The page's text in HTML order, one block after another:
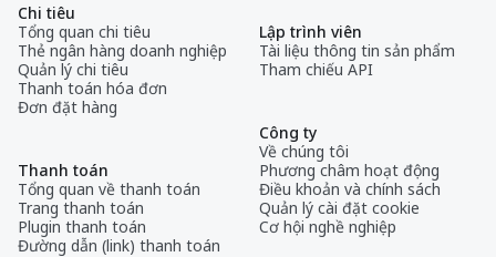
Chi tiêu
Tổng quan chi tiêu
Thẻ ngân hàng doanh nghiệp
Quản lý chi tiêu
Thanh toán hóa đơn
Đơn đặt hàng
Thanh toán
Tổng quan về thanh toán
Trang thanh toán
Plugin thanh toán
Đường dẫn (link) thanh toán
Lập trình viên
Tài liệu thông tin sản phẩm
Tham chiếu API
Công ty
Về chúng tôi
Phương châm hoạt động
Điều khoản và chính sách
Quản lý cài đặt cookie
Cơ hội nghề nghiệp